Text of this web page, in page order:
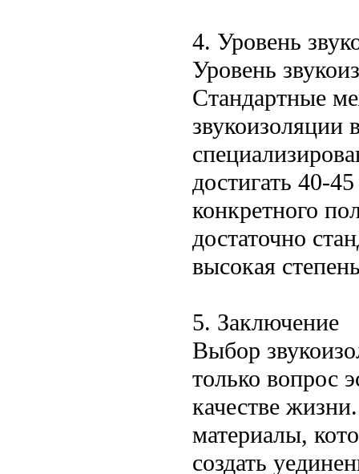
4. Уровень
Уровень
Стандартные
звукоизоляции
достигать 40-
конкретного
достаточно
высокая
5. Заключение
Выбор
только вопрос
качестве
материалы,
создать